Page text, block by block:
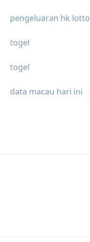
pengeluaran hk lotto
togel
togel
data macau hari ini